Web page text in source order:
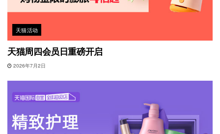
天猫活动
天猫周四会员日重磅开启
2026年7月2日